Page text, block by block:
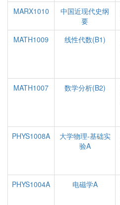
MARX1010
中国近现代史纲
要
MATH1009
线性代数(B1)
MATH1007
数学分析(B2)
PHYS1008A
大学物理-基础实
验A
PHYS1004A
电磁学A